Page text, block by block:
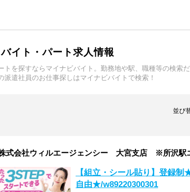
イト・パート求人情報
を探すならマイナビバイト。勤務地や駅、職種等の検索
遣社員のお仕事探しはマイナビバイトで検索！
並び
式会社ウィルエージェンシー 大宮支店 ※所沢駅
【組立・シール貼り】登録
自由★/w89220300301